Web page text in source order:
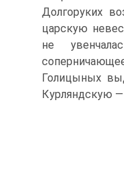
Долгоруких
царскую
не
Голицыных
Курляндскую